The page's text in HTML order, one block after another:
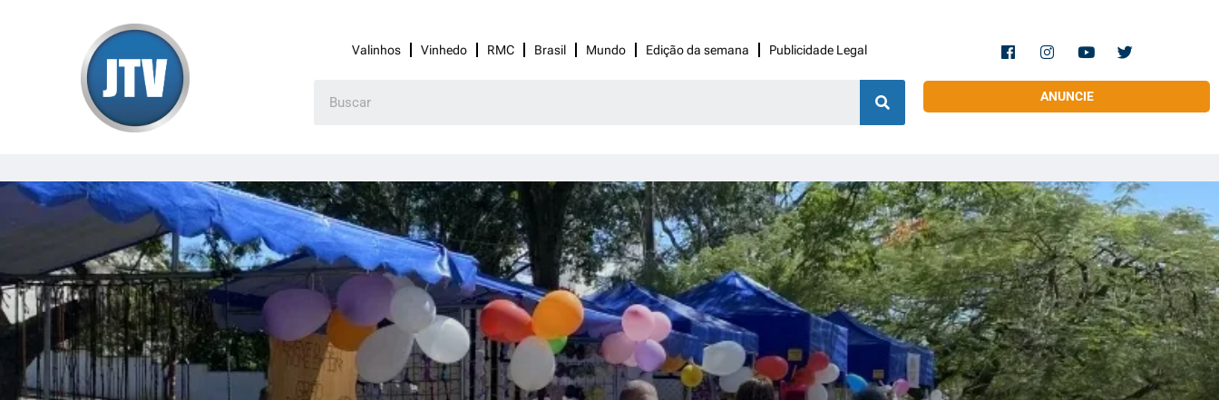
Valinhos Vinhedo RMC Brasil Mundo Edição da semana Publicidade Legal
ANUNCIE